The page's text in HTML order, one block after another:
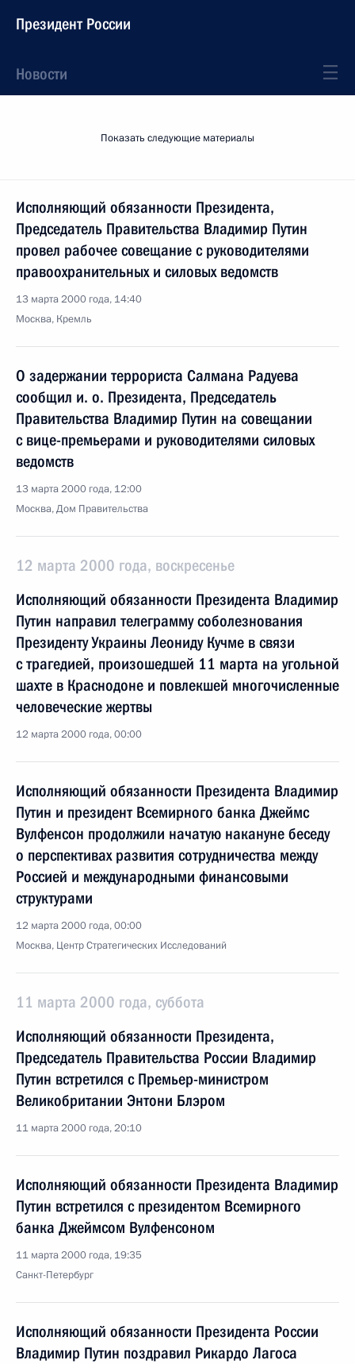
Президент России
Новости
Показать следующие материалы
Исполняющий обязанности Президента,
Председатель Правительства Владимир Путин
провел рабочее совещание с руководителями
правоохранительных и силовых ведомств
13 марта 2000 года, 14:40
Москва, Кремль
О задержании террориста Салмана Радуева
сообщил и. о. Президента, Председатель
Правительства Владимир Путин на совещании
с вице-премьерами и руководителями силовых
ведомств
13 марта 2000 года, 12:00
Москва, Дом Правительства
12 марта 2000 года, воскресенье
Исполняющий обязанности Президента Владимир
Путин направил телеграмму соболезнования
Президенту Украины Леониду Кучме в связи
с трагедией, произошедшей 11 марта на угольной
шахте в Краснодоне и повлекшей многочисленные
человеческие жертвы
12 марта 2000 года, 00:00
Исполняющий обязанности Президента Владимир
Путин и президент Всемирного банка Джеймс
Вулфенсон продолжили начатую накануне беседу
о перспективах развития сотрудничества между
Россией и международными финансовыми
структурами
12 марта 2000 года, 00:00
Москва, Центр Стратегических Исследований
11 марта 2000 года, суббота
Исполняющий обязанности Президента,
Председатель Правительства России Владимир
Путин встретился с Премьер-министром
Великобритании Энтони Блэром
11 марта 2000 года, 20:10
Исполняющий обязанности Президента Владимир
Путин встретился с президентом Всемирного
банка Джеймсом Вулфенсоном
11 марта 2000 года, 19:35
Санкт-Петербург
Исполняющий обязанности Президента России
Владимир Путин поздравил Рикардо Лагоса